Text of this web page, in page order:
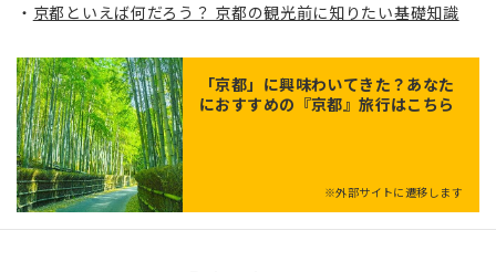
京都といえば何だろう？ 京都の観光前に知りたい基礎知識
「京都」に興味わいてきた？あなた
におすすめの『京都』旅行はこちら
※外部サイトに遷移します